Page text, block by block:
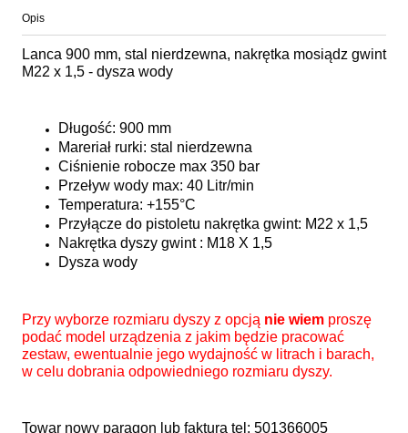
Opis
Lanca 900 mm, stal nierdzewna, nakrętka mosiądz gwint
M22 x 1,5 - dysza wody
Długość: 900 mm
Mareriał rurki: stal nierdzewna
Ciśnienie robocze max 350 bar
Przeływ wody max: 40 Litr/min
Temperatura: +155°C
Przyłącze do pistoletu nakrętka gwint: M22 x 1,5
Nakrętka dyszy gwint : M18 X 1,5
Dysza wody
Przy wyborze rozmiaru dyszy z opcją nie wiem proszę
podać model urządzenia z jakim będzie pracować
zestaw, ewentualnie jego wydajność w litrach i barach,
w celu dobrania odpowiedniego rozmiaru dyszy.
Towar nowy paragon lub faktura tel: 501366005